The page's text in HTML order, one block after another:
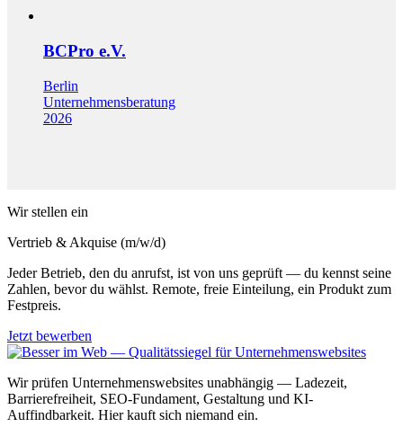
BCPro e.V.
Berlin
Unternehmensberatung
2026
Wir stellen ein
Vertrieb & Akquise (m/w/d)
Jeder Betrieb, den du anrufst, ist von uns geprüft — du kennst seine
Zahlen, bevor du wählst. Remote, freie Einteilung, ein Produkt zum
Festpreis.
Jetzt bewerben
Wir prüfen Unternehmenswebsites unabhängig — Ladezeit,
Barrierefreiheit, SEO-Fundament, Gestaltung und KI-
Auffindbarkeit. Hier kauft sich niemand ein.